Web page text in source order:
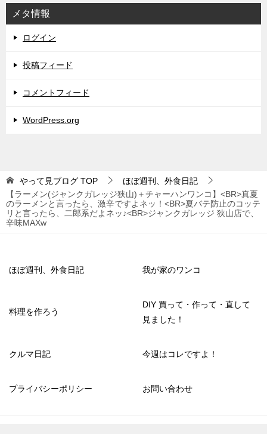
メタ情報
ログイン
投稿フィード
コメントフィード
WordPress.org
やって見ブログ TOP
ほぼ週刊、外食日記
【ラーメン(ジャンクガレッジ狭山)＋チャーハンワンコ】<BR>真夏
のラーメンと言ったら、激辛ですよネッ！<BR>夏バテ防止のコッテ
リと言ったら、二郎系だよネッ♪<BR>ジャンクガレッジ 狭山店で、
辛味MAXw
ほぼ週刊、外食日記 我が家のワンコ
料理を作ろう
DIY 買って・作って・直して
見ました！
クルマ日記 今週はコレですよ！
プライバシーポリシー お問い合わせ